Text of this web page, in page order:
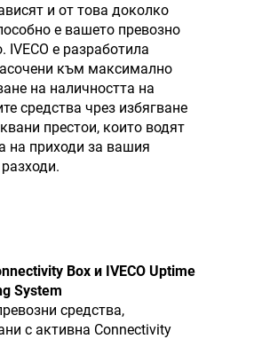
и от това доколко
е вашето превозно
IVECO е разработила
към максимално
на наличността на
средства чрез избягване
престои, които водят
на приходи за вашия
Box и IVECO Uptime
System
средства,
с активна Connectivity